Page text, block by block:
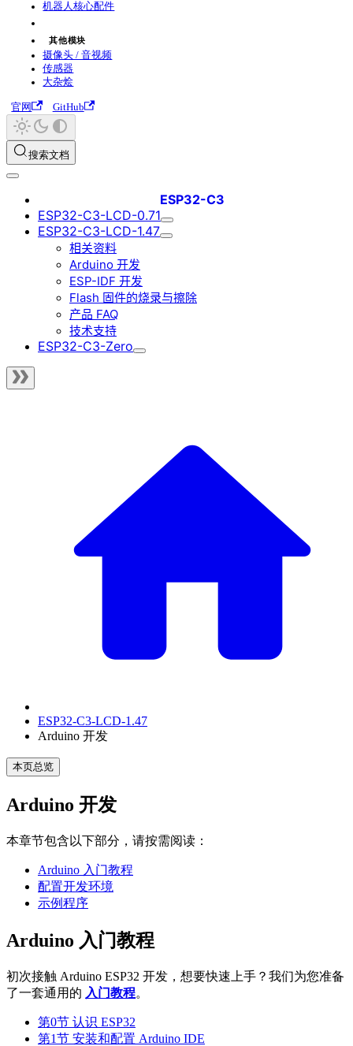
机器人核心配件
其他模块
摄像头 / 音视频
传感器
大杂烩
官网 GitHub
搜索文档
ESP32-C3
ESP32-C3-LCD-0.71
ESP32-C3-LCD-1.47
相关资料
Arduino 开发
ESP-IDF 开发
Flash 固件的烧录与擦除
产品 FAQ
技术支持
ESP32-C3-Zero
ESP32-C3-LCD-1.47
Arduino 开发
本页总览
Arduino 开发
本章节包含以下部分，请按需阅读：
Arduino 入门教程
配置开发环境
示例程序
Arduino 入门教程
初次接触 Arduino ESP32 开发，想要快速上手？我们为您准备
了一套通用的 入门教程。
第0节 认识 ESP32
第1节 安装和配置 Arduino IDE